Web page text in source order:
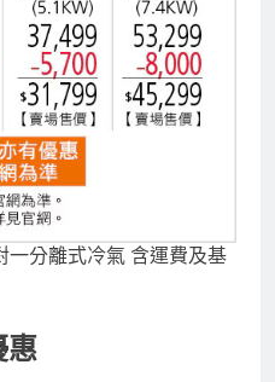
一分離式冷氣 含運費及基
惠